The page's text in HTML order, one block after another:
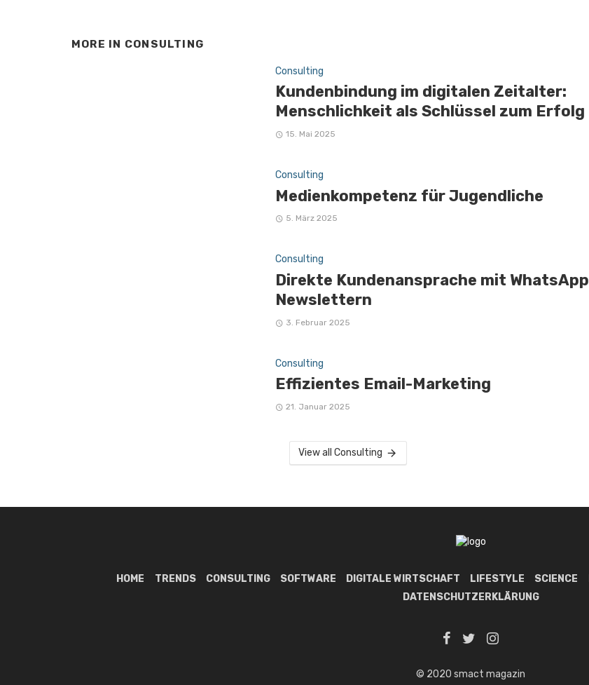
MORE IN CONSULTING
Consulting
Kundenbindung im digitalen Zeitalter:
Menschlichkeit als Schlüssel zum Erfolg
15. Mai 2025
Consulting
Medienkompetenz für Jugendliche
5. März 2025
Consulting
Direkte Kundenansprache mit WhatsApp
Newslettern
3. Februar 2025
Consulting
Effizientes Email-Marketing
21. Januar 2025
View all Consulting
HOME TRENDS CONSULTING SOFTWARE DIGITALE WIRTSCHAFT LIFESTYLE SCIENCE
DATENSCHUTZERKLÄRUNG
© 2020 smact magazin